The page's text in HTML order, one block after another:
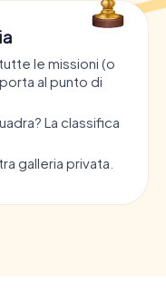
le missioni (o
al punto di
La classifica
galleria privata.